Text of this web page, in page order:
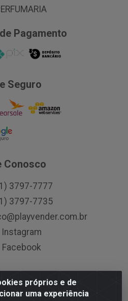
próprios e de
uma experiência
Pagamento
Seguro
Conosco
3797-7777
3797-7735
Instagram
Facebook
- Avenida Ana Dantas, 183-